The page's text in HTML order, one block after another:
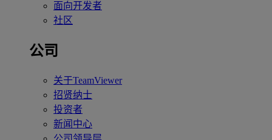
面向开发者
社区
公司
关于TeamViewer
招贤纳士
投资者
新闻中心